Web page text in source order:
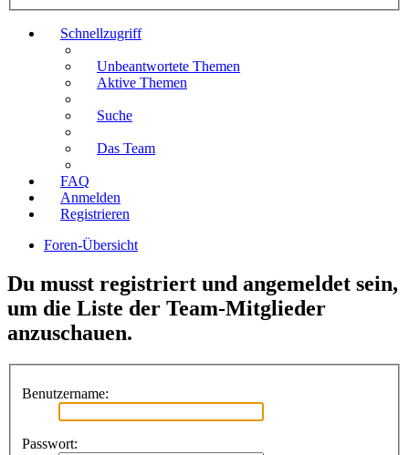
Schnellzugriff
Unbeantwortete Themen
Aktive Themen
Suche
Das Team
FAQ
Anmelden
Registrieren
Foren-Übersicht
Du musst registriert und angemeldet sein,
um die Liste der Team-Mitglieder
anzuschauen.
Benutzername:
Passwort: